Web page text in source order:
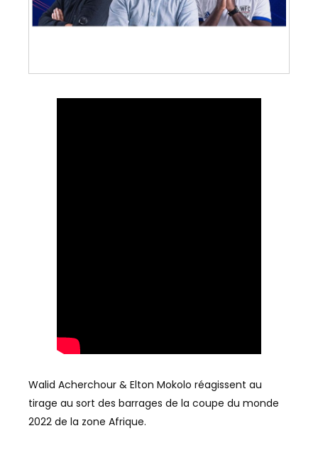
Walid Acherchour & Elton Mokolo réagissent au
tirage au sort des barrages de la coupe du monde
2022 de la zone Afrique.